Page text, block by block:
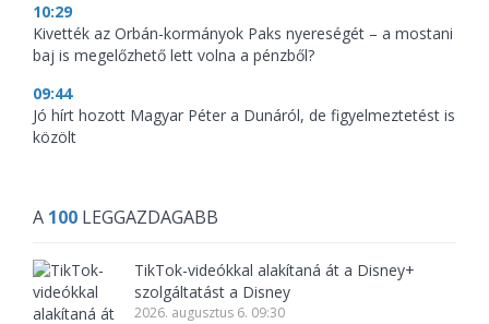
10:29
Kivették az Orbán-kormányok Paks nyereségét – a mostani
baj is megelőzhető lett volna a pénzből?
09:44
Jó hírt hozott Magyar Péter a Dunáról, de figyelmeztetést is
közölt
A 100 LEGGAZDAGABB
TikTok-videókkal alakítaná át a Disney+
szolgáltatást a Disney
2026. augusztus 6. 09:30